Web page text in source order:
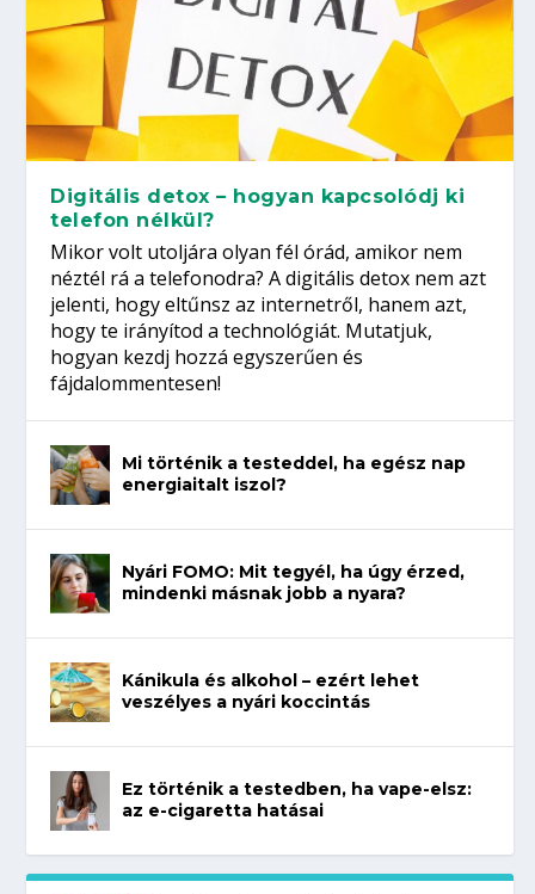
Digitális detox – hogyan kapcsolódj ki
telefon nélkül?
Mikor volt utoljára olyan fél órád, amikor nem
néztél rá a telefonodra? A digitális detox nem azt
jelenti, hogy eltűnsz az internetről, hanem azt,
hogy te irányítod a technológiát. Mutatjuk,
hogyan kezdj hozzá egyszerűen és
fájdalommentesen!
Mi történik a testeddel, ha egész nap
energiaitalt iszol?
Nyári FOMO: Mit tegyél, ha úgy érzed,
mindenki másnak jobb a nyara?
Kánikula és alkohol – ezért lehet
veszélyes a nyári koccintás
Ez történik a testedben, ha vape-elsz:
az e-cigaretta hatásai